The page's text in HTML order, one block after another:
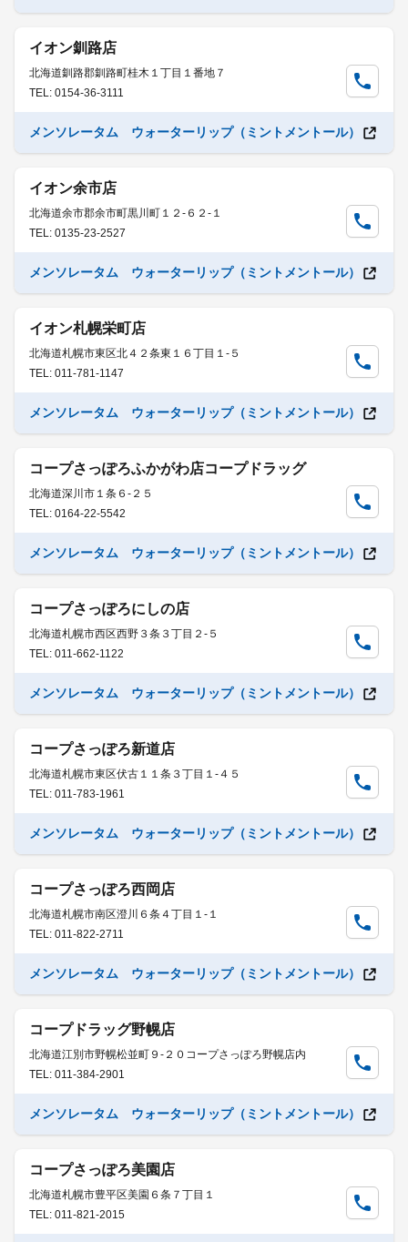
イオン釧路店
北海道釧路郡釧路町桂木１丁目１番地７
TEL: 0154-36-3111
メンソレータム ウォーターリップ（ミントメントール）
イオン余市店
北海道余市郡余市町黒川町１２-６２-１
TEL: 0135-23-2527
メンソレータム ウォーターリップ（ミントメントール）
イオン札幌栄町店
北海道札幌市東区北４２条東１６丁目１-５
TEL: 011-781-1147
メンソレータム ウォーターリップ（ミントメントール）
コープさっぽろふかがわ店コープドラッグ
北海道深川市１条６-２５
TEL: 0164-22-5542
メンソレータム ウォーターリップ（ミントメントール）
コープさっぽろにしの店
北海道札幌市西区西野３条３丁目２-５
TEL: 011-662-1122
メンソレータム ウォーターリップ（ミントメントール）
コープさっぽろ新道店
北海道札幌市東区伏古１１条３丁目１-４５
TEL: 011-783-1961
メンソレータム ウォーターリップ（ミントメントール）
コープさっぽろ西岡店
北海道札幌市南区澄川６条４丁目１-１
TEL: 011-822-2711
メンソレータム ウォーターリップ（ミントメントール）
コープドラッグ野幌店
北海道江別市野幌松並町９-２０コープさっぽろ野幌店内
TEL: 011-384-2901
メンソレータム ウォーターリップ（ミントメントール）
コープさっぽろ美園店
北海道札幌市豊平区美園６条７丁目１
TEL: 011-821-2015